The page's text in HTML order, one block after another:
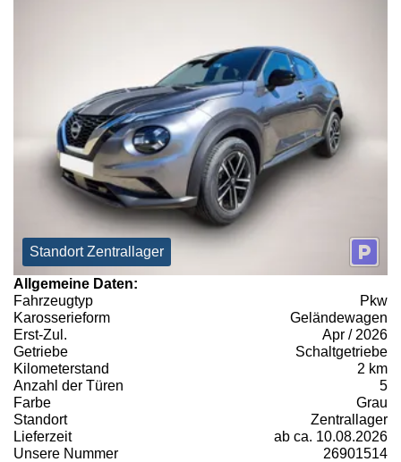
Standort Zentrallager
Allgemeine Daten:
Fahrzeugtyp
Pkw
Karosserieform
Geländewagen
Erst-Zul.
Apr / 2026
Getriebe
Schaltgetriebe
Kilometerstand
2 km
Anzahl der Türen
5
Farbe
Grau
Standort
Zentrallager
Lieferzeit
ab ca. 10.08.2026
Unsere Nummer
26901514